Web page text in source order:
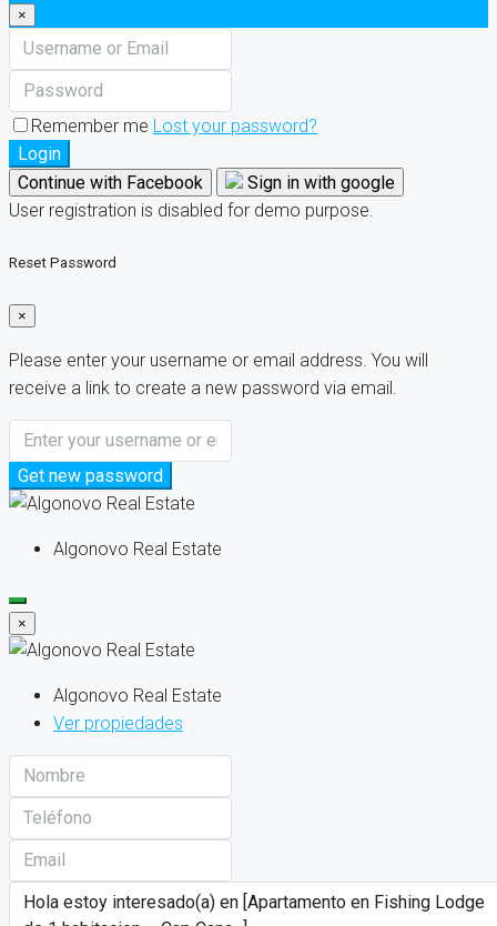
×
Remember me Lost your password?
Login
Continue with Facebook
Sign in with google
User registration is disabled for demo purpose.
Reset Password
×
Please enter your username or email address. You will
receive a link to create a new password via email.
Get new password
Algonovo Real Estate
×
Algonovo Real Estate
Ver propiedades